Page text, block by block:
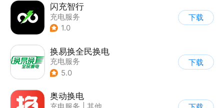
闪充智行
充电服务
1.0
下载
换易换全民换电
充电服务
5.0
下载
奥动换电